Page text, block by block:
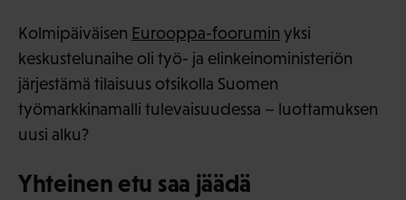
Kolmipäiväisen Eurooppa-foorumin yksi
keskustelunaihe oli työ- ja elinkeinoministeriön
järjestämä tilaisuus otsikolla Suomen
työmarkkinamalli tulevaisuudessa – luottamuksen
uusi alku?
Yhteinen etu saa jäädä